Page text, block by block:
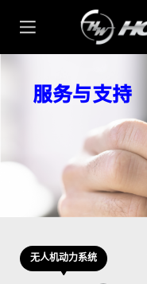
服务与支持
无人机动力系统